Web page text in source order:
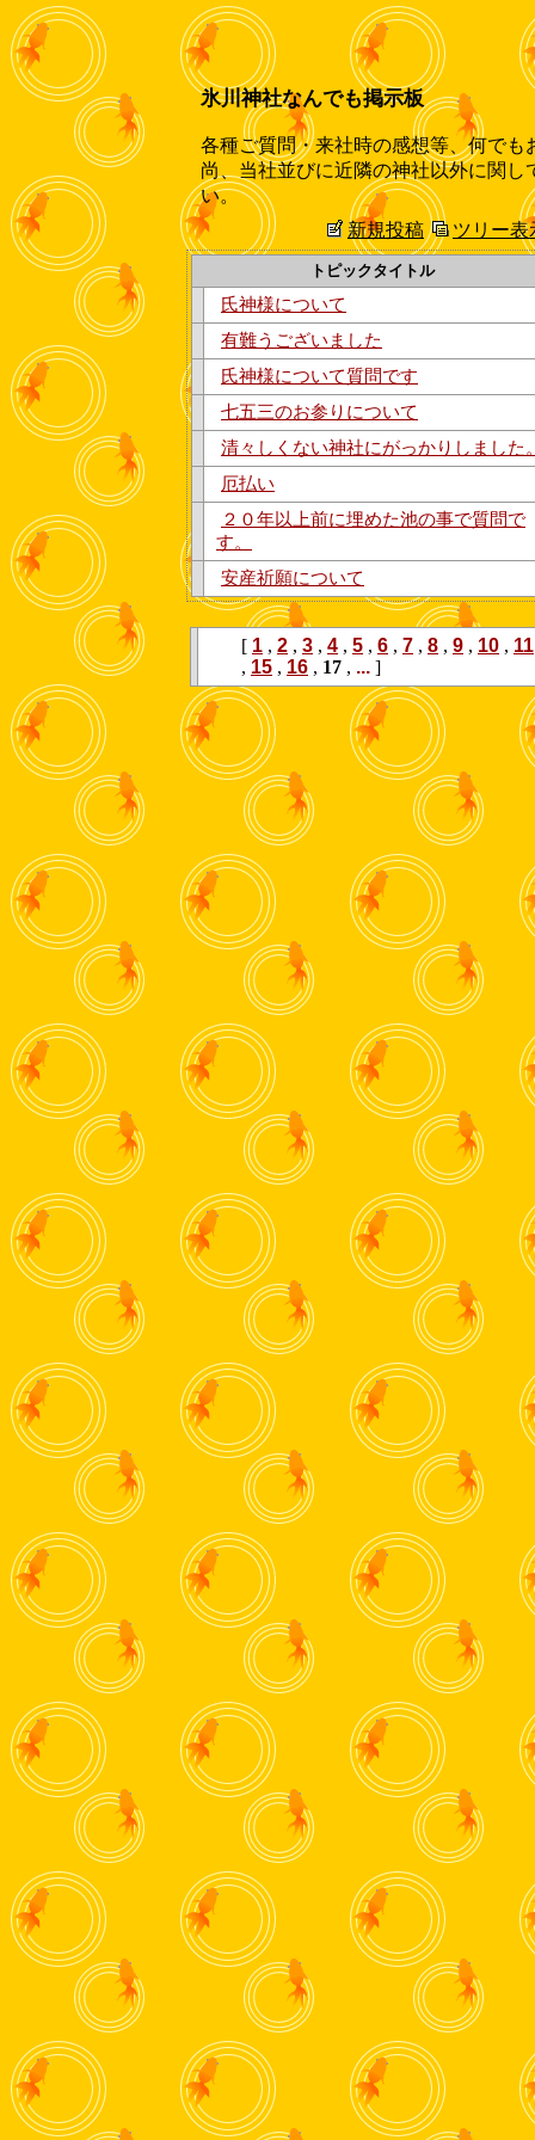
氷川神社なんでも掲示板
各種ご質問・来社時の感想等、何でも
尚、当社並びに近隣の神社以外に関
い。
新規投稿
ツリー表
トピックタイトル
氏神様について
有難うございました
氏神様について質問です
七五三のお参りについて
清々しくない神社にがっかりしました
厄払い
２０年以上前に埋めた池の事で質問で
す。
安産祈願について
[ 1 , 2 , 3 , 4 , 5 , 6 , 7 , 8 , 9 , 10 , 11
, 15 , 16 , 17 , ... ]